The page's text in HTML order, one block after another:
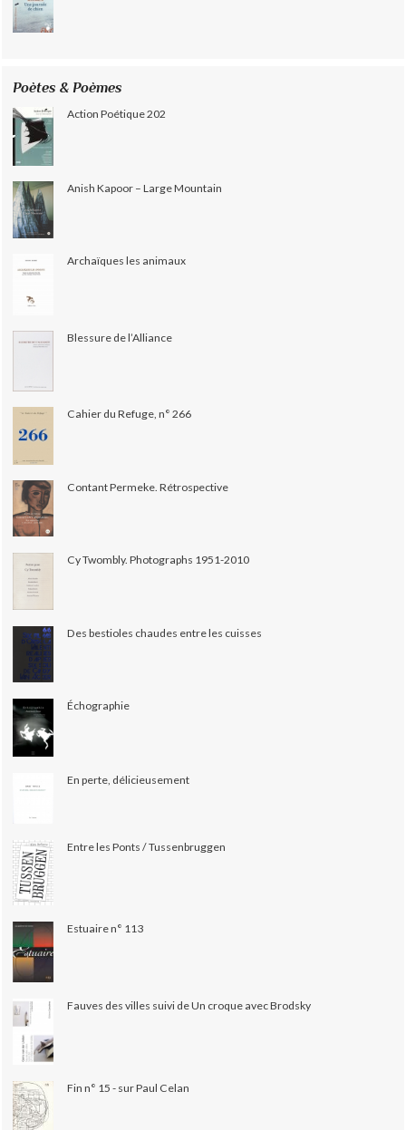
Poètes & Poèmes
Action Poétique 202
Anish Kapoor – Large Mountain
Archaïques les animaux
Blessure de l’Alliance
Cahier du Refuge, n° 266
Contant Permeke. Rétrospective
Cy Twombly. Photographs 1951-2010
Des bestioles chaudes entre les cuisses
Échographie
En perte, délicieusement
Entre les Ponts / Tussenbruggen
Estuaire n° 113
Fauves des villes suivi de Un croque avec Brodsky
Fin n° 15 - sur Paul Celan